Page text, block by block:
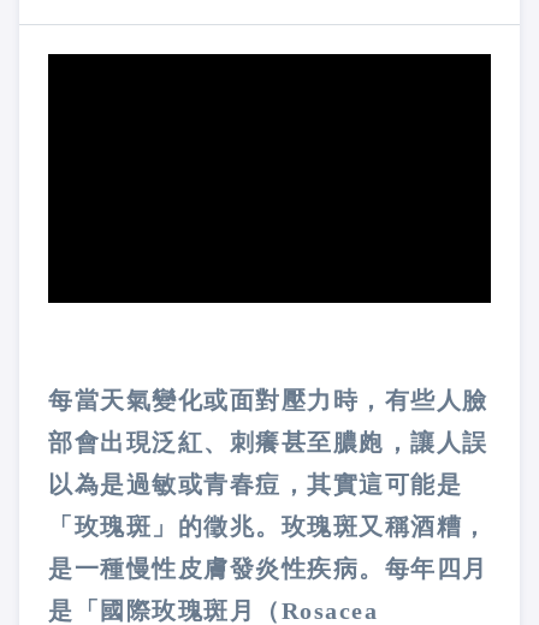
每當天氣變化或面對壓力時，有些人臉
部會出現泛紅、刺癢甚至膿皰，讓人誤
以為是過敏或青春痘，其實這可能是
「玫瑰斑」的徵兆。玫瑰斑又稱酒糟，
是一種慢性皮膚發炎性疾病。每年四月
是「國際玫瑰斑月（Rosacea